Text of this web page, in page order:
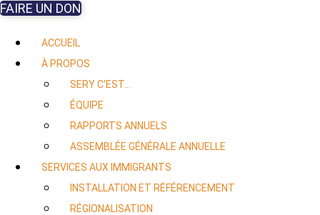
FAIRE UN DON
ACCUEIL
À PROPOS
SERY C’EST…
ÉQUIPE
RAPPORTS ANNUELS
ASSEMBLÉE GÉNÉRALE ANNUELLE
SERVICES AUX IMMIGRANTS
INSTALLATION ET RÉFÉRENCEMENT
RÉGIONALISATION